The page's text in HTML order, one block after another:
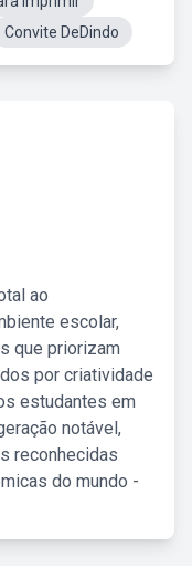
Convite DeDindo
ao
escolar,
que priorizam
por criatividade
estudantes em
notável,
reconhecidas
do mundo -